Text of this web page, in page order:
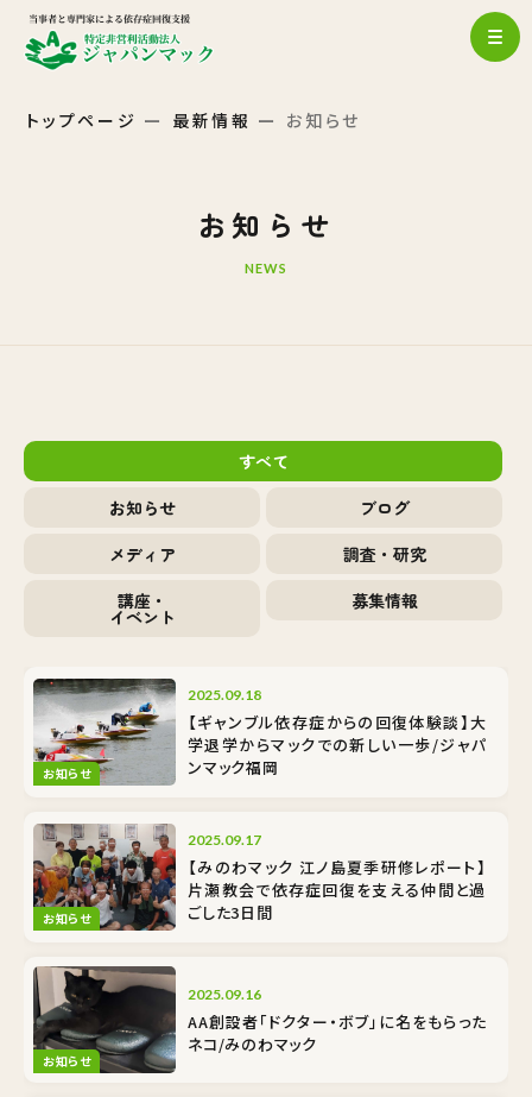
トップページ 最新情報 お知らせ
お知らせ
NEWS
すべて
お知らせ
ブログ
メディア
調査・研究
講座・
イベント
募集情報
お知らせ
2025.09.18
【ギャンブル依存症からの回復体験談】大
学退学からマックでの新しい一歩/ジャパ
ンマック福岡
お知らせ
2025.09.17
【みのわマック 江ノ島夏季研修レポート】
片瀬教会で依存症回復を支える仲間と過
ごした3日間
お知らせ
2025.09.16
AA創設者「ドクター・ボブ」に名をもらった
ネコ/みのわマック